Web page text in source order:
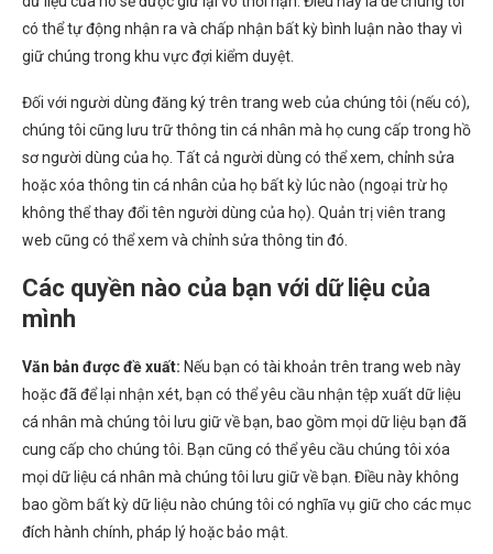
có thể tự động nhận ra và chấp nhận bất kỳ bình luận nào thay vì
giữ chúng trong khu vực đợi kiểm duyệt.
Đối với người dùng đăng ký trên trang web của chúng tôi (nếu có),
chúng tôi cũng lưu trữ thông tin cá nhân mà họ cung cấp trong hồ
sơ người dùng của họ. Tất cả người dùng có thể xem, chỉnh sửa
hoặc xóa thông tin cá nhân của họ bất kỳ lúc nào (ngoại trừ họ
không thể thay đổi tên người dùng của họ). Quản trị viên trang
web cũng có thể xem và chỉnh sửa thông tin đó.
Các quyền nào của bạn với dữ liệu của
mình
Văn bản được đề xuất: Nếu bạn có tài khoản trên trang web này
hoặc đã để lại nhận xét, bạn có thể yêu cầu nhận tệp xuất dữ liệu
cá nhân mà chúng tôi lưu giữ về bạn, bao gồm mọi dữ liệu bạn đã
cung cấp cho chúng tôi. Bạn cũng có thể yêu cầu chúng tôi xóa
mọi dữ liệu cá nhân mà chúng tôi lưu giữ về bạn. Điều này không
bao gồm bất kỳ dữ liệu nào chúng tôi có nghĩa vụ giữ cho các mục
đích hành chính, pháp lý hoặc bảo mật.